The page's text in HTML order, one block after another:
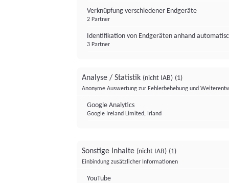
Verknüpfung verschiedener Endgeräte
2 Partner
Identifikation von Endgeräten anhand
3 Partner
Analyse / Statistik (nicht IAB) (1)
Anonyme Auswertung zur Fehlerbehebung und
Google Analytics
Google Ireland Limited, Irland
Sonstige Inhalte (nicht IAB) (1)
Einbindung zusätzlicher Informationen
YouTube